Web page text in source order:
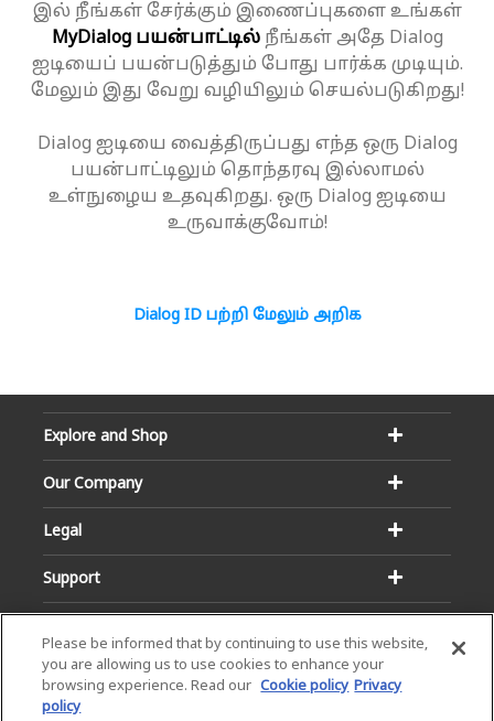
இல் நீங்கள் சேர்க்கும் இணைப்புகளை உங்கள்
MyDialog பயன்பாட்டில்நீங்கள் அதே Dialog
ஐடியைப் பயன்படுத்தும் போது பார்க்க முடியும்.
மேலும் இது வேறு வழியிலும் செயல்படுகிறது!
Dialog ஐடியை வைத்திருப்பது எந்த ஒரு Dialog
பயன்பாட்டிலும் தொந்தரவு இல்லாமல்
உள்நுழைய உதவுகிறது. ஒரு Dialog ஐடியை
உருவாக்குவோம்!
Dialog ID பற்றி மேலும் அறிக
Explore and Shop
Our Company
Legal
Support
Please be informed that by continuing to use this website,
you are allowing us to use cookies to enhance your
browsing experience. Read our Cookie policy Privacy
policy